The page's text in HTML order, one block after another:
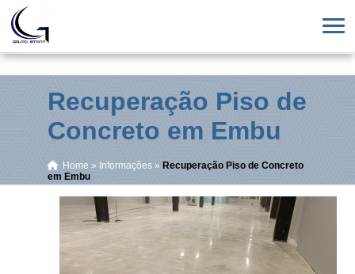
Recuperação Piso de
Concreto em Embu
Home » Informações » Recuperação Piso de Concreto
em Embu